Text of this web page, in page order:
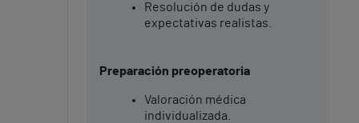
Resolución de dudas y
expectativas realistas.
Preparación preoperatoria
Valoración médica
individualizada.